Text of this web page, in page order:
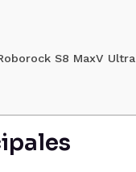
S8 MaxV Ultra